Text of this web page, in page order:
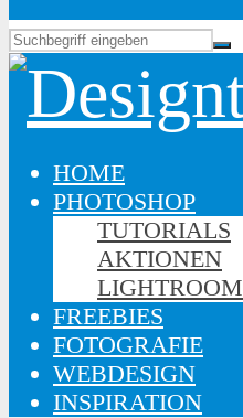
HOME
PHOTOSHOP
TUTORIALS
AKTIONEN
LIGHTROOM
FREEBIES
FOTOGRAFIE
WEBDESIGN
INSPIRATION